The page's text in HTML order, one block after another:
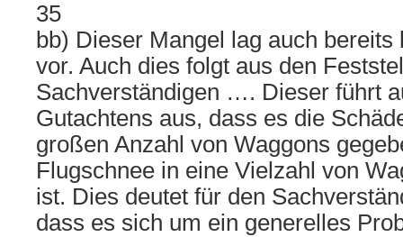
35
bb) Dieser Mangel lag auch
vor. Auch dies folgt aus den
Sachverständigen …. Dieser führt
Gutachtens aus, dass es die
großen Anzahl von Waggons
Flugschnee in eine Vielzahl von
ist. Dies deutet für den
dass es sich um ein generelles